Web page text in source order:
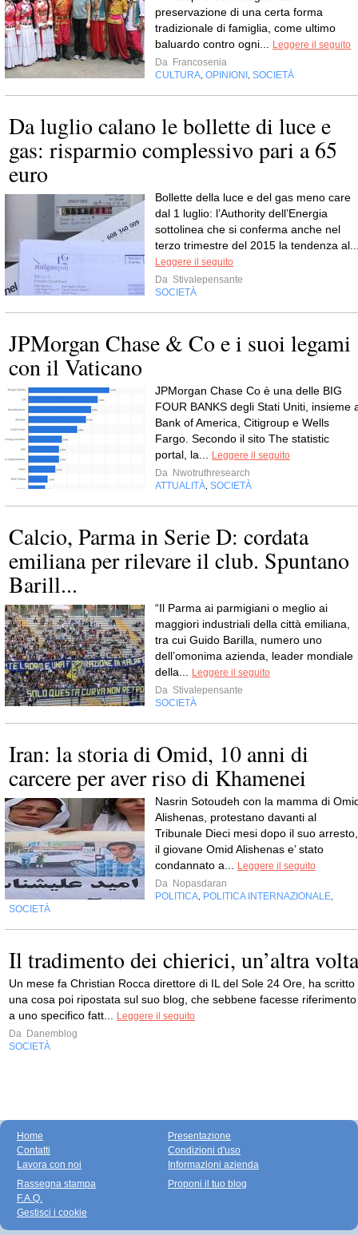
preservazione di una certa forma
tradizionale di famiglia, come ultimo
baluardo contro ogni...
Leggere il seguito
Da Francosenia
CULTURA OPINIONI SOCIETÀ
Da luglio calano le bollette di luce e
gas: risparmio complessivo pari a 65
euro
Bollette della luce e del gas meno care
dal 1 luglio: l’Authority dell’Energia
sottolinea che si conferma anche nel
terzo trimestre del 2015 la tendenza
Leggere il seguito
Da Stivalepensante
SOCIETÀ
JPMorgan Chase & Co e i suoi legami
con il Vaticano
JPMorgan Chase Co è una delle BIG
FOUR BANKS degli Stati Uniti, insieme
Bank of America, Citigroup e Wells
Fargo. Secondo il sito The statistic
portal, la...
Leggere il seguito
Da Nwotruthresearch
ATTUALITÀ SOCIETÀ
Calcio, Parma in Serie D: cordata
emiliana per rilevare il club. Spuntano
Barill...
“Il Parma ai parmigiani o meglio ai
maggiori industriali della città emiliana,
tra cui Guido Barilla, numero uno
dell’omonima azienda, leader mondiale
della...
Leggere il seguito
Da Stivalepensante
SOCIETÀ
Iran: la storia di Omid, 10 anni di
carcere per aver riso di Khamenei
Nasrin Sotoudeh con la mamma di
Alishenas, protestano davanti al
Tribunale Dieci mesi dopo il suo arresto,
il giovane Omid Alishenas e’ stato
condannato a...
Leggere il seguito
Da Nopasdaran
POLITICA POLITICA INTERNAZIONALE
SOCIETÀ
Il tradimento dei chierici, un’altra volta
Un mese fa Christian Rocca direttore di IL del Sole 24 Ore, ha scritto
una cosa poi ripostata sul suo blog, che sebbene facesse riferimento
a uno specifico fatt...
Leggere il seguito
Da Danemblog
SOCIETÀ
Home
Contatti
Lavora con noi
Presentazione
Condizioni d'uso
Informazioni azienda
Rassegna stampa
F.A.Q.
Gestisci i cookie
Proponi il tuo blog